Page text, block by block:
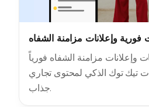
فورية وإعلانات مزامنة الشفاه
وإعلانات مزامنة الشفاه فورياً
تيك توك الذكي لمحتوى تجاري
جذاب.